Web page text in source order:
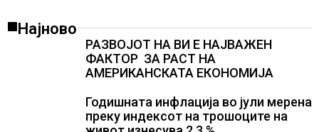
Најново
РАЗВОЈОТ НА ВИ Е НАЈВАЖЕН
ФАКТОР ЗА РАСТ НА
АМЕРИКАНСКАТА ЕКОНОМИЈА
Годишната инфлација во јули мерена
преку индексот на трошоците на